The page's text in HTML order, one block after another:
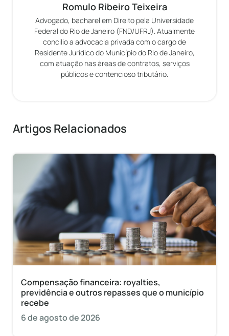
Romulo Ribeiro Teixeira
Advogado, bacharel em Direito pela Universidade
Federal do Rio de Janeiro (FND/UFRJ). Atualmente
concilio a advocacia privada com o cargo de
Residente Jurídico do Município do Rio de Janeiro,
com atuação nas áreas de contratos, serviços
públicos e contencioso tributário.
Artigos Relacionados
Compensação financeira: royalties,
previdência e outros repasses que o município
recebe
6 de agosto de 2026